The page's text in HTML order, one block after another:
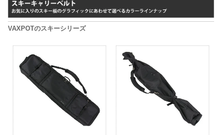
VAXPOTのスキーシリーズ